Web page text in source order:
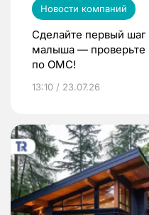
Новости компаний
Сделайте первый
малыша — проверьте
по ОМС!
13:10 / 23.07.26